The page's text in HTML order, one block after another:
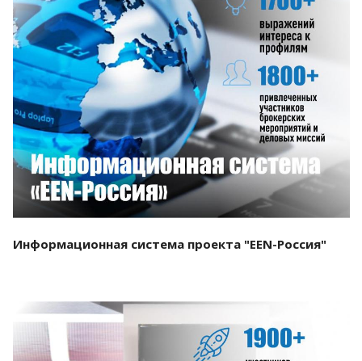
Смотреть проект
Информационная система проекта "EEN-Россия"